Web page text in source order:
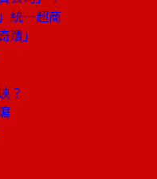
統一超商
」
？